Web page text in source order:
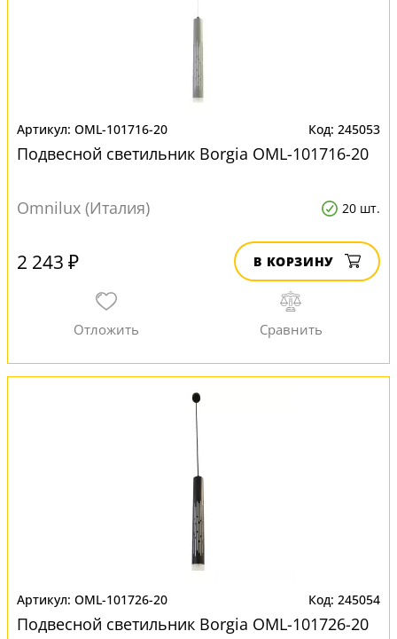
OML-101716-20 245053
Подвесной светильник Borgia OML-101716-20
Omnilux (Италия) 20 шт.
2 243 ₽ В КОРЗИНУ
OML-101726-20 245054
Подвесной светильник Borgia OML-101726-20